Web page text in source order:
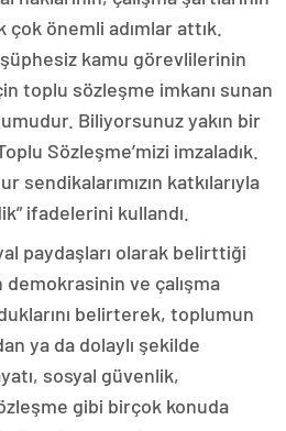
önemli adımlar attık.
kamu görevlilerinin
toplu sözleşme imkanı sunan
Biliyorsunuz yakın bir
Sözleşme’mizi imzaladık.
sendikalarımızın katkılarıyla
ifadelerini kullandı.
paydaşları olarak belirttiği
demokrasinin ve çalışma
belirterek, toplumun
ya da dolaylı şekilde
sosyal güvenlik,
gibi birçok konuda